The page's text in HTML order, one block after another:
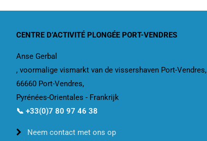
CENTRE D’ACTIVITÉ PLONGÉE PORT-VENDRES
Anse Gerbal
, voormalige vismarkt van de vissershaven Port-Vendres,
66660 Port-Vendres,
Pyrénées-Orientales - Frankrijk
📞 +33(0)7 80 97 46 38
Neem contact met ons op